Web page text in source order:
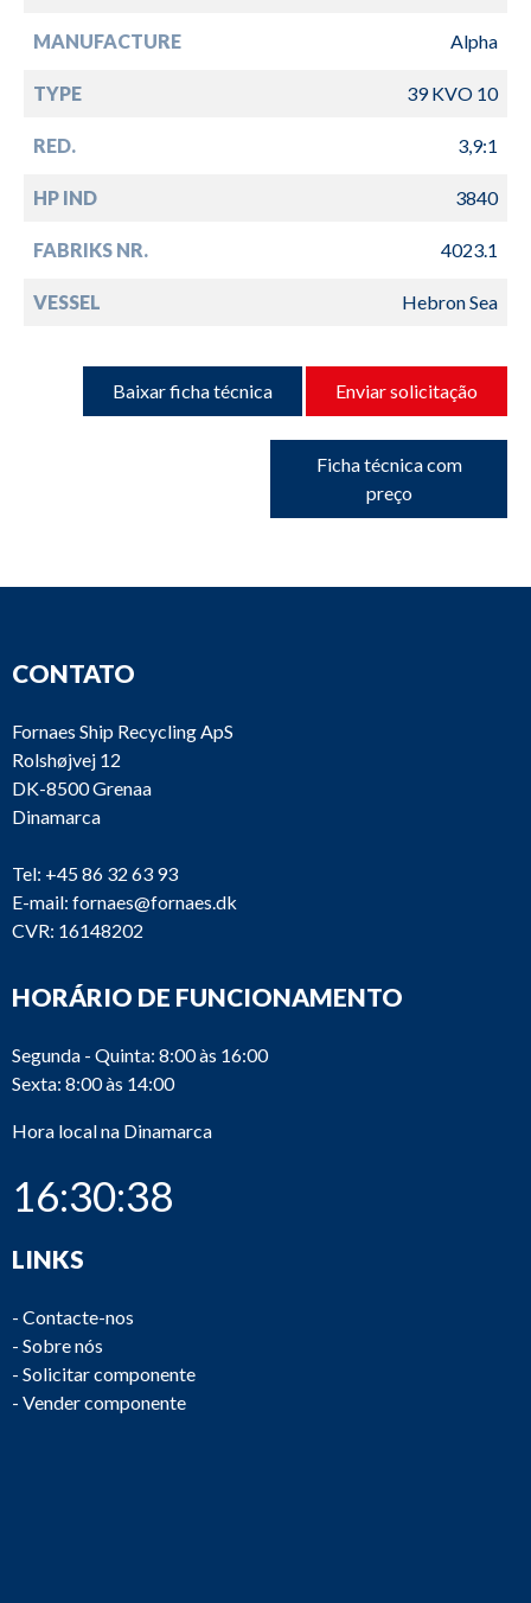
MANUFACTURE Alpha
TYPE 39 KVO 10
RED. 3,9:1
HP IND 3840
FABRIKS NR. 4023.1
VESSEL Hebron Sea
Baixar ficha técnica Enviar solicitação
Ficha técnica com
preço
CONTATO
Fornaes Ship Recycling ApS
Rolshøjvej 12
DK-8500 Grenaa
Dinamarca
Tel: +45 86 32 63 93
E-mail: fornaes@fornaes.dk
CVR: 16148202
HORÁRIO DE FUNCIONAMENTO
Segunda - Quinta: 8:00 às 16:00
Sexta: 8:00 às 14:00
Hora local na Dinamarca
16:30:38
LINKS
- Contacte-nos
- Sobre nós
- Solicitar componente
- Vender componente